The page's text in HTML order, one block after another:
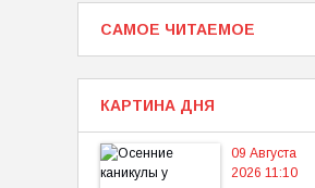
САМОЕ ЧИТАЕМОЕ
КАРТИНА ДНЯ
09 Августа
2026 11:10